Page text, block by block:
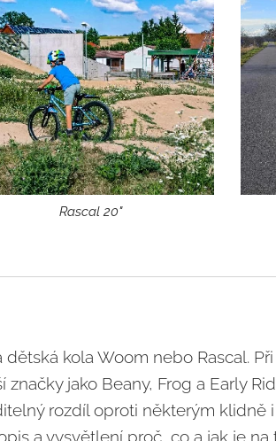
Rascal 20"
kola Woom nebo Rascal. Při
jako Beany, Frog a Early
rozdíl oproti některým klidně i
a vysvětlení proč, co a jak je na